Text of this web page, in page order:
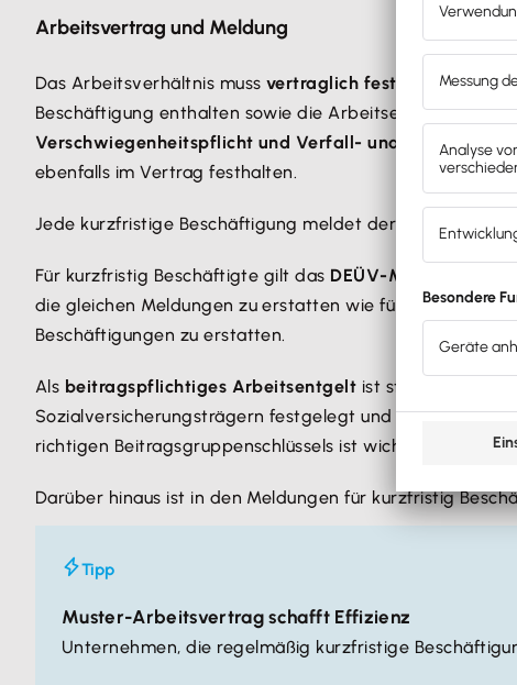
Arbeitsvertrag und Meldung
Das Arbeitsverhältnis muss vertraglich festgehalten
Beschäftigung enthalten sowie die Arbeitseinsätze.
Verschwiegenheitspflicht und Verfall- und
ebenfalls im Vertrag festhalten.
Jede kurzfristige Beschäftigung meldet der Arbeitgeber
Für kurzfristig Beschäftigte gilt das DEÜV-Meldeverfahren
die gleichen Meldungen zu erstatten wie für
Beschäftigungen zu erstatten.
Als beitragspflichtiges Arbeitsentgelt ist stets „000
Sozialversicherungsträgern festgelegt und richtet sich
richtigen Beitragsgruppenschlüssels ist wichtig, um
Darüber hinaus ist in den Meldungen für kurzfristig
Tipp
Muster-Arbeitsvertrag schafft Effizienz
Unternehmen, die regelmäßig kurzfristige